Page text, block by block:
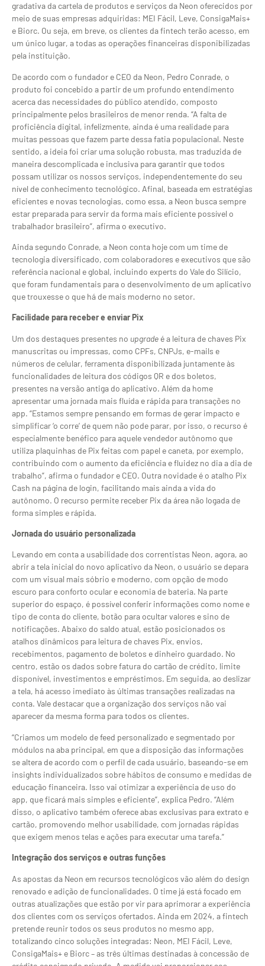
gradativa da cartela de produtos e serviços da Neon oferecidos por
meio de suas empresas adquiridas: MEI Fácil, Leve, ConsigaMais+
e Biorc. Ou seja, em breve, os clientes da fintech terão acesso, em
um único lugar, a todas as operações financeiras disponibilizadas
pela instituição.
De acordo com o fundador e CEO da Neon, Pedro Conrade, o
produto foi concebido a partir de um profundo entendimento
acerca das necessidades do público atendido, composto
principalmente pelos brasileiros de menor renda. “A falta de
proficiência digital, infelizmente, ainda é uma realidade para
muitas pessoas que fazem parte dessa fatia populacional. Neste
sentido, a ideia foi criar uma solução robusta, mas traduzida de
maneira descomplicada e inclusiva para garantir que todos
possam utilizar os nossos serviços, independentemente do seu
nível de conhecimento tecnológico. Afinal, baseada em estratégias
eficientes e novas tecnologias, como essa, a Neon busca sempre
estar preparada para servir da forma mais eficiente possível o
trabalhador brasileiro”, afirma o executivo.
Ainda segundo Conrade, a Neon conta hoje com um time de
tecnologia diversificado, com colaboradores e executivos que são
referência nacional e global, incluindo experts do Vale do Silício,
que foram fundamentais para o desenvolvimento de um aplicativo
que trouxesse o que há de mais moderno no setor.
Facilidade para receber e enviar Pix
Um dos destaques presentes no upgrade é a leitura de chaves Pix
manuscritas ou impressas, como CPFs, CNPJs, e-mails e
números de celular, ferramenta disponibilizada juntamente às
funcionalidades de leitura dos códigos QR e dos boletos,
presentes na versão antiga do aplicativo. Além da home
apresentar uma jornada mais fluída e rápida para transações no
app. “Estamos sempre pensando em formas de gerar impacto e
simplificar ‘o corre’ de quem não pode parar, por isso, o recurso é
especialmente benéfico para aquele vendedor autônomo que
utiliza plaquinhas de Pix feitas com papel e caneta, por exemplo,
contribuindo com o aumento da eficiência e fluidez no dia a dia de
trabalho”, afirma o fundador e CEO. Outra novidade é o atalho Pix
Cash na página de login, facilitando mais ainda a vida do
autônomo. O recurso permite receber Pix da área não logada de
forma simples e rápida.
Jornada do usuário personalizada
Levando em conta a usabilidade dos correntistas Neon, agora, ao
abrir a tela inicial do novo aplicativo da Neon, o usuário se depara
com um visual mais sóbrio e moderno, com opção de modo
escuro para conforto ocular e economia de bateria. Na parte
superior do espaço, é possível conferir informações como nome e
tipo de conta do cliente, botão para ocultar valores e sino de
notificações. Abaixo do saldo atual, estão posicionados os
atalhos dinâmicos para leitura de chaves Pix, envios,
recebimentos, pagamento de boletos e dinheiro guardado. No
centro, estão os dados sobre fatura do cartão de crédito, limite
disponível, investimentos e empréstimos. Em seguida, ao deslizar
a tela, há acesso imediato às últimas transações realizadas na
conta. Vale destacar que a organização dos serviços não vai
aparecer da mesma forma para todos os clientes.
“Criamos um modelo de feed personalizado e segmentado por
módulos na aba principal, em que a disposição das informações
se altera de acordo com o perfil de cada usuário, baseando-se em
insights individualizados sobre hábitos de consumo e medidas de
educação financeira. Isso vai otimizar a experiência de uso do
app, que ficará mais simples e eficiente”, explica Pedro. “Além
disso, o aplicativo também oferece abas exclusivas para extrato e
cartão, promovendo melhor usabilidade, com jornadas rápidas
que exigem menos telas e ações para executar uma tarefa.”
Integração dos serviços e outras funções
As apostas da Neon em recursos tecnológicos vão além do design
renovado e adição de funcionalidades. O time já está focado em
outras atualizações que estão por vir para aprimorar a experiência
dos clientes com os serviços ofertados. Ainda em 2024, a fintech
pretende reunir todos os seus produtos no mesmo app,
totalizando cinco soluções integradas: Neon, MEI Fácil, Leve,
ConsigaMais+ e Biorc – as três últimas destinadas à concessão de